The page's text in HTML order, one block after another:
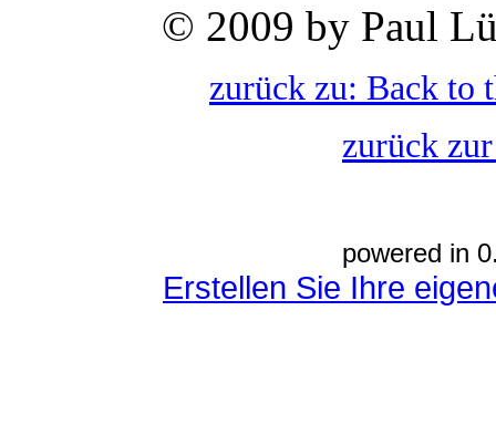
© 2009 by Paul
zurück zu: Back to
zurück
powered in
Erstellen Sie Ihre